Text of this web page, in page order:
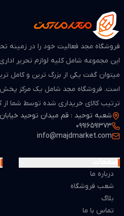
این مجموعه شامل کلیه لوازم تحریر
میتوان گفت یکی از بزرگ ترین و کامل
است. فروشگاه مجد شامل یک مرکز پخش
ترتیب کالای خریداری شده توسط شما
از لحاظ قیمت بسیار مطمن و مناسب می
شعبه توحید : قم میدان توحید
09916591373
info@majdmarket.com
درباره ما
شعب فروشگاه
بلاگ
تماس با ما